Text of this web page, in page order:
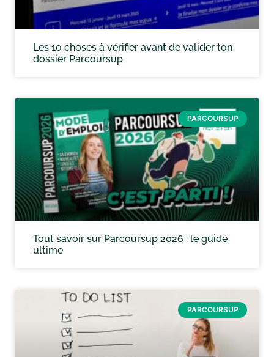
Les 10 choses à vérifier avant de valider ton
dossier Parcoursup
PARCOURSUP
Tout savoir sur Parcoursup 2026 : le guide
ultime
PARCOURSUP